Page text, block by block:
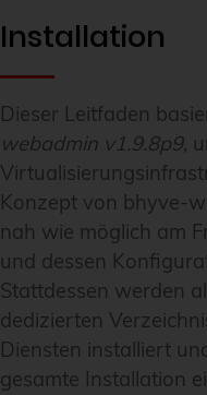
Installation
Dieser Leitfaden
webadmin v1.9.8p9,
Konzept von bhyve-
nah wie möglich am
und dessen
Stattdessen werden
dedizierten
Diensten installiert
gesamte Installation